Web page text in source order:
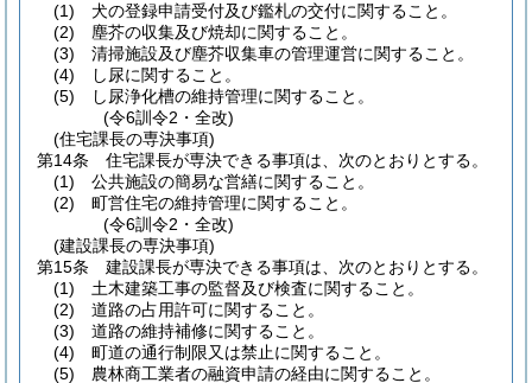
(1)
犬の登録申請受付及び鑑札の交付に関すること。
(2)
塵芥の収集及び焼却に関すること。
(3)
清掃施設及び塵芥収集車の管理運営に関すること。
(4)
し尿に関すること。
(5)
し尿浄化槽の維持管理に関すること。
(令6訓令2・全改)
(住宅課長の専決事項)
第14条
住宅課長が専決できる事項は、次のとおりとする。
(1)
公共施設の簡易な営繕に関すること。
(2)
町営住宅の維持管理に関すること。
(令6訓令2・全改)
(建設課長の専決事項)
第15条
建設課長が専決できる事項は、次のとおりとする。
(1)
土木建築工事の監督及び検査に関すること。
(2)
道路の占用許可に関すること。
(3)
道路の維持補修に関すること。
(4)
町道の通行制限又は禁止に関すること。
(5)
農林商工業者の融資申請の経由に関すること。